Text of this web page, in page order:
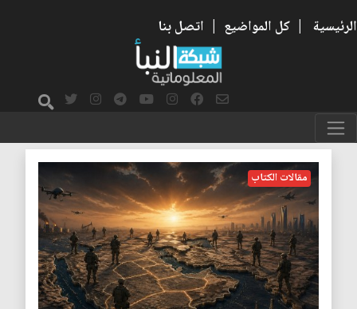
الرئيسية | كل المواضيع | اتصل بنا
الشرق
مقالات الكتاب